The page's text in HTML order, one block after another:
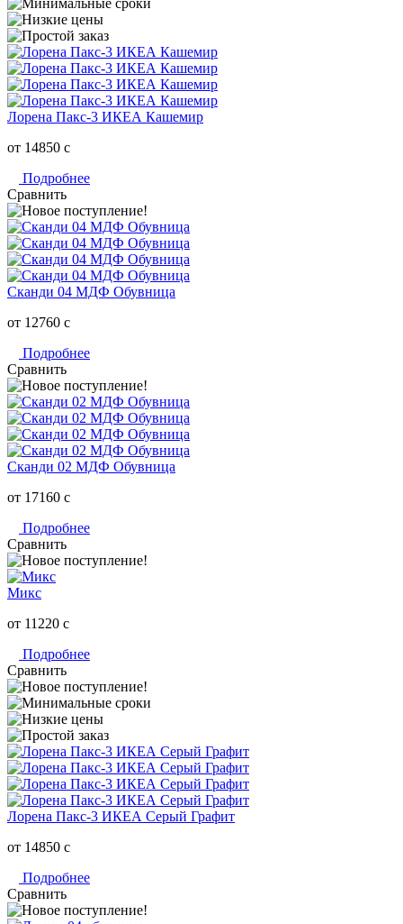
Лорена Пакс-3 ИКЕА Кашемир
от 14850 c
Подробнее
Сравнить
Сканди 04 МДФ Обувница
от 12760 c
Подробнее
Сравнить
Сканди 02 МДФ Обувница
от 17160 c
Подробнее
Сравнить
Микс
от 11220 c
Подробнее
Сравнить
Лорена Пакс-3 ИКЕА Серый Графит
от 14850 c
Подробнее
Сравнить